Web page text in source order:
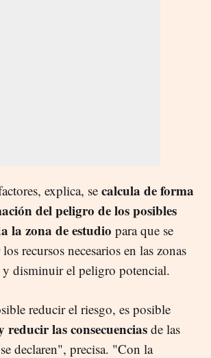
explica, se calcula de forma
del peligro de los posibles
la zona de estudio para que se
recursos necesarios en las zonas
y disminuir el peligro potencial.
reducir el riesgo, es posible
reducir las consecuencias de las
declaren", precisa. "Con la